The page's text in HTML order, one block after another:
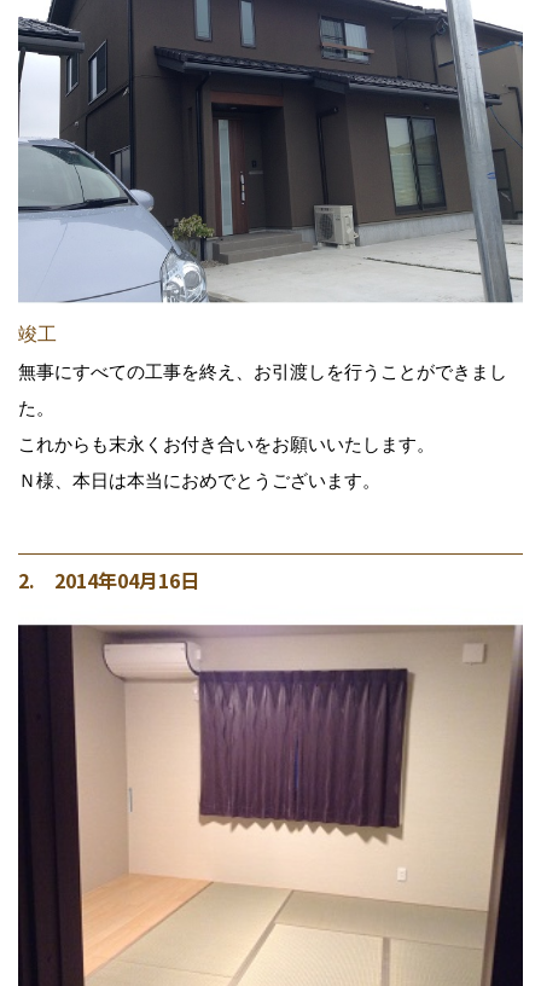
竣工
無事にすべての工事を終え、お引渡しを行うことができまし
た。
これからも末永くお付き合いをお願いいたします。
Ｎ様、本日は本当におめでとうございます。
2. 2014年04月16日